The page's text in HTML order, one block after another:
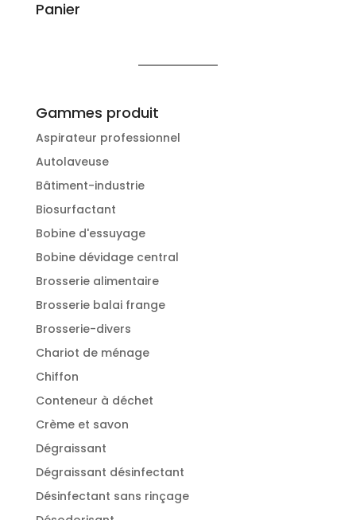
Panier
Gammes produit
Aspirateur professionnel
Autolaveuse
Bâtiment-industrie
Biosurfactant
Bobine d'essuyage
Bobine dévidage central
Brosserie alimentaire
Brosserie balai frange
Brosserie-divers
Chariot de ménage
Chiffon
Conteneur à déchet
Crème et savon
Dégraissant
Dégraissant désinfectant
Désinfectant sans rinçage